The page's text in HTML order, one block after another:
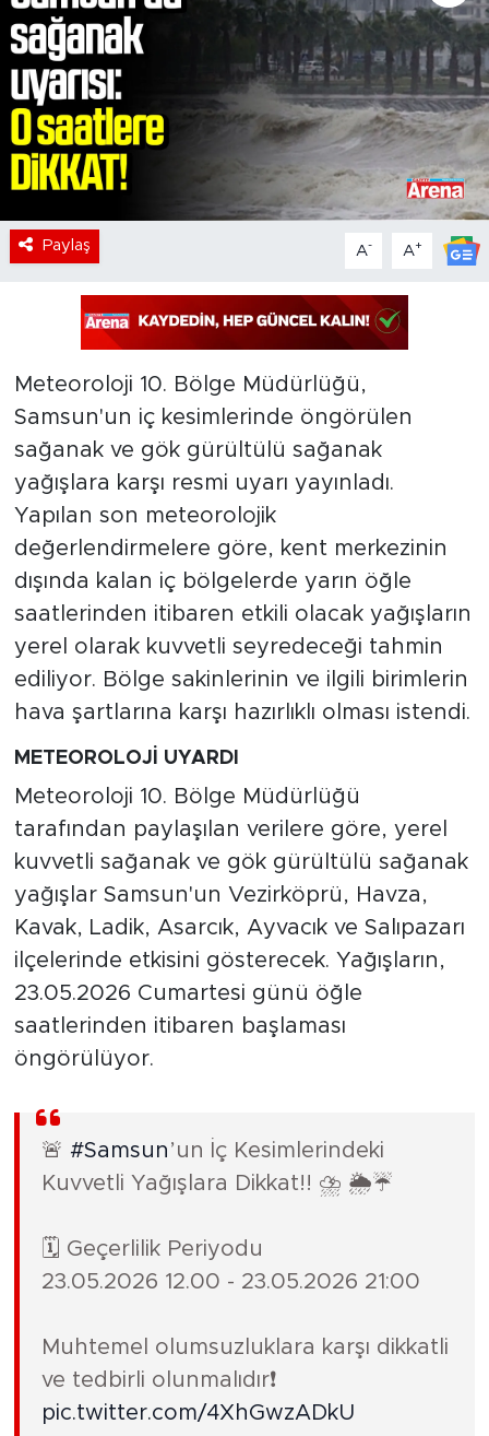
Paylaş A- A+
Meteoroloji 10. Bölge Müdürlüğü,
Samsun'un iç kesimlerinde öngörülen
sağanak ve gök gürültülü sağanak
yağışlara karşı resmi uyarı yayınladı.
Yapılan son meteorolojik
değerlendirmelere göre, kent merkezinin
dışında kalan iç bölgelerde yarın öğle
saatlerinden itibaren etkili olacak yağışların
yerel olarak kuvvetli seyredeceği tahmin
ediliyor. Bölge sakinlerinin ve ilgili birimlerin
hava şartlarına karşı hazırlıklı olması istendi.
METEOROLOJİ UYARDI
Meteoroloji 10. Bölge Müdürlüğü
tarafından paylaşılan verilere göre, yerel
kuvvetli sağanak ve gök gürültülü sağanak
yağışlar Samsun'un Vezirköprü, Havza,
Kavak, Ladik, Asarcık, Ayvacık ve Salıpazarı
ilçelerinde etkisini gösterecek. Yağışların,
23.05.2026 Cumartesi günü öğle
saatlerinden itibaren başlaması
öngörülüyor.
🚨 #Samsun ’un İç Kesimlerindeki
Kuvvetli Yağışlara Dikkat!! ⛈️ 🌦️☔️
🗓️ Geçerlilik Periyodu
23.05.2026 12.00 - 23.05.2026 21:00
Muhtemel olumsuzluklara karşı dikkatli
ve tedbirli olunmalıdır❗️
pic.twitter.com/4XhGwzADkU